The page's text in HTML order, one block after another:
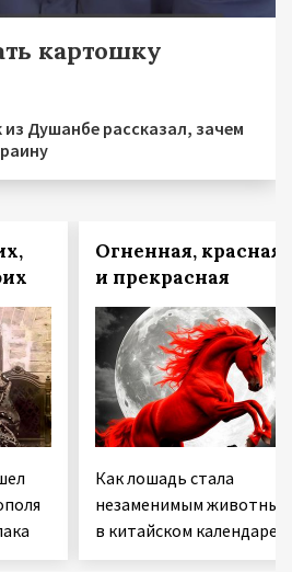
картошку
Душанбе рассказал, зачем
Огненная, красная
и прекрасная
Как лошадь стала
незаменимым животным
в китайском календаре